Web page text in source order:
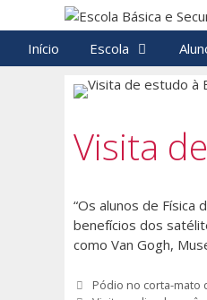
para
conteúdo
Início Escola
Visita
“Os alunos de Física
benefícios dos
como Van Gogh,
Navegação
Pódio no corta-mato